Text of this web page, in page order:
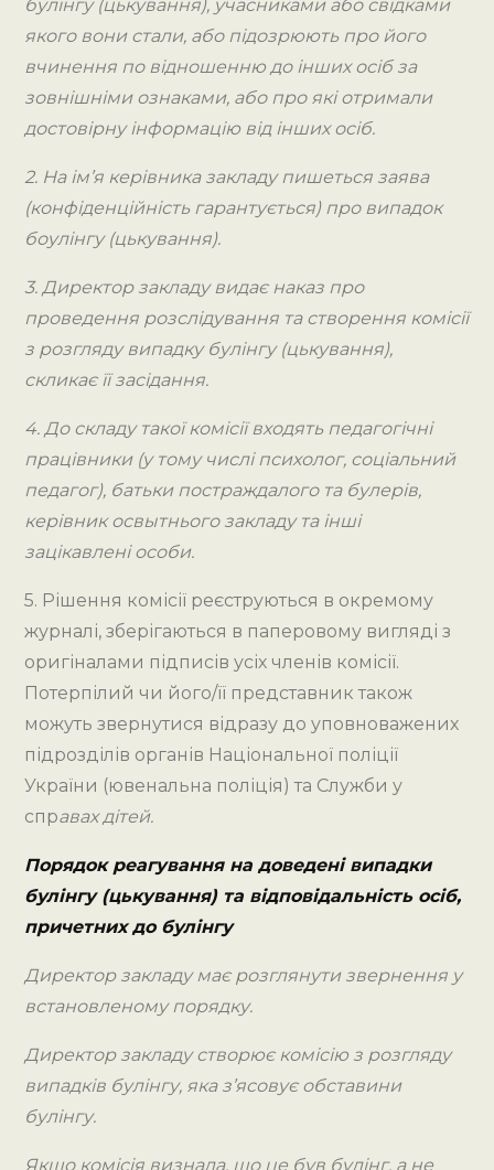
(ЦЬКУВАННЯ)
В
ЗДО.
ЗРАЗОК
ВІД
БАТЬКІВ
ДИТИНИ
(АБО
ОСОБИ,
ЩО
ЇХ
АБО
ПЕДАГОГА,
ЯКИЙ
СТАВ
ОБ’ЄКТОМ
БУЛІНГУ
БОКУ
ІНШОЇ
ОСОБИ.
булінгу (цькування), учасниками або свідками
якого вони стали, або підозрюють про його
вчинення по відношенню до інших осіб за
зовнішніми ознаками, або про які отримали
достовірну інформацію від інших осіб.
2. На ім’я керівника закладу пишеться заява
(конфіденційність гарантується) про випадок
боулінгу (цькування).
3. Директор закладу видає наказ про
проведення розслідування та створення комісії
з розгляду випадку булінгу (цькування),
скликає її засідання.
4. До складу такої комісії входять педагогічні
працівники (у тому числі психолог, соціальний
педагог), батьки постраждалого та булерів,
керівник освытнього закладу та інші
зацікавлені особи.
5. Рішення комісії реєструються в окремому
журналі, зберігаються в паперовому вигляді з
оригіналами підписів усіх членів комісії.
Потерпілий чи його/її представник також
можуть звернутися відразу до уповноважених
підрозділів органів Національної поліції
України (ювенальна поліція) та Служби у
справах дітей.
Порядок реагування на доведені випадки
булінгу (цькування) та відповідальність осіб,
причетних до булінгу
Директор закладу має розглянути звернення у
встановленому порядку.
Директор закладу створює комісію з розгляду
випадків булінгу, яка з’ясовує обставини
булінгу.
Якщо комісія визнала, що це був булінг, а не